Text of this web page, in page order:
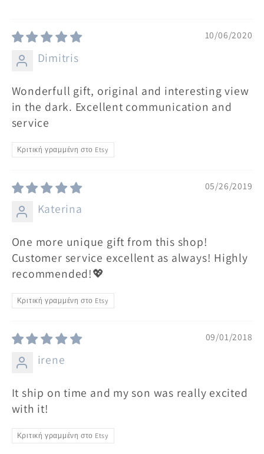
10/06/2020
Dimitris
Wonderfull gift, original and interesting view
in the dark. Excellent communication and
service
Κριτική γραμμένη στο Etsy
05/26/2019
Katerina
One more unique gift from this shop!
Customer service excellent as always! Highly
recommended!💖
Κριτική γραμμένη στο Etsy
09/01/2018
irene
It ship on time and my son was really excited
with it!
Κριτική γραμμένη στο Etsy